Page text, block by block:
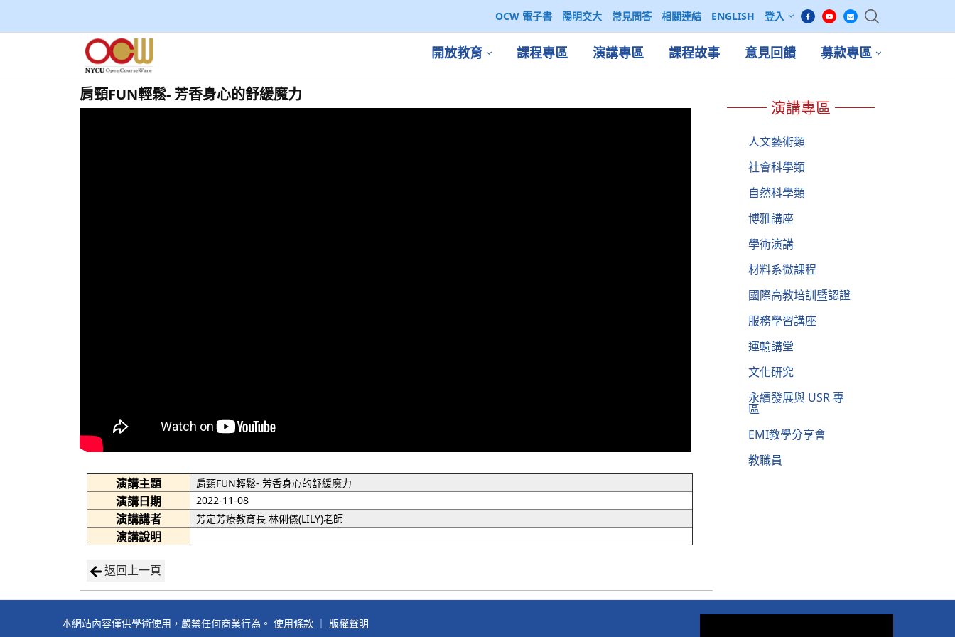
OCW 電子書 陽明交大 常見問答 相關連結 ENGLISH 登入
開放教育 課程專區 演講專區 課程故事 意見回饋 募款專區
肩頸FUN輕鬆- 芳香身心的舒緩魔力
演講主題 肩頸FUN輕鬆- 芳香身心的舒緩魔力
演講日期 2022-11-08
演講講者 芳定芳療教育長 林俐儀(LILY)老師
演講說明
返回上一頁
演講專區
人文藝術類
社會科學類
自然科學類
博雅講座
學術演講
材料系微課程
國際高教培訓暨認證
服務學習講座
運輸講堂
文化研究
永續發展與 USR 專
區
EMI教學分享會
教職員
本網站內容僅供學術使用，嚴禁任何商業行為。 使用條款 ｜ 版權聲明